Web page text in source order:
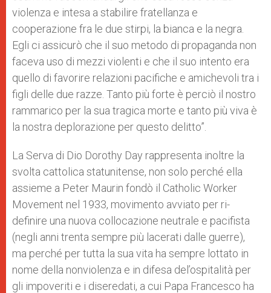
violenza e intesa a stabilire fratellanza e
cooperazione fra le due stirpi, la bianca e la negra.
Egli ci assicurò che il suo metodo di propaganda non
faceva uso di mezzi violenti e che il suo intento era
quello di favorire relazioni pacifiche e amichevoli tra i
figli delle due razze. Tanto più forte è perciò il nostro
rammarico per la sua tragica morte e tanto più viva è
la nostra deplorazione per questo delitto”.
La Serva di Dio Dorothy Day rappresenta inoltre la
svolta cattolica statunitense, non solo perché ella
assieme a Peter Maurin fondò il Catholic Worker
Movement nel 1933, movimento avviato per ri-
definire una nuova collocazione neutrale e pacifista
(negli anni trenta sempre più lacerati dalle guerre),
ma perché per tutta la sua vita ha sempre lottato in
nome della nonviolenza e in difesa del’ospitalità per
gli impoveriti e i diseredati, a cui Papa Francesco ha